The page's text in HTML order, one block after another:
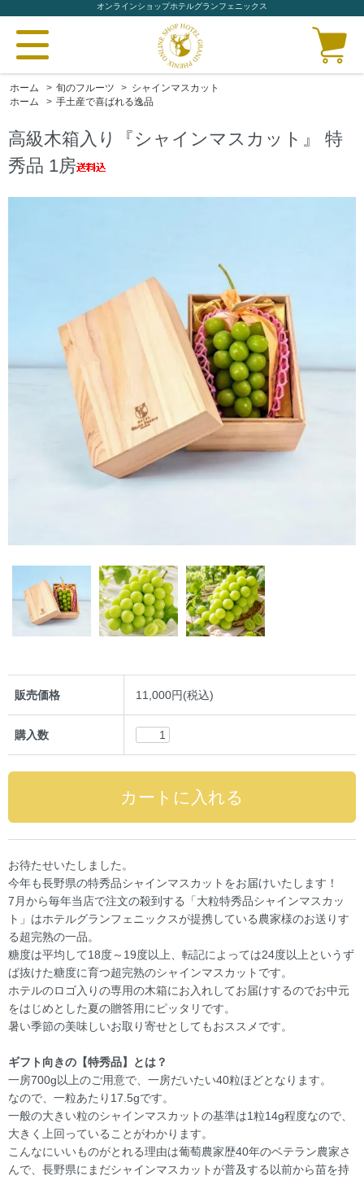
オンラインショップホテルグランフェニックス
ホーム > 旬のフルーツ > シャインマスカット
ホーム
> 手土産で喜ばれる逸品
高級木箱入り『シャインマスカット』 特
秀品 1房
販売価格 11,000円(税込)
購入数
お待たせいたしました。
今年も長野県の特秀品シャインマスカットをお届けいたします！
7月から毎年当店で注文の殺到する「大粒特秀品シャインマスカッ
ト」はホテルグランフェニックスが提携している農家様のお送りす
る超完熟の一品。
糖度は平均して18度～19度以上、転記によっては24度以上というず
ば抜けた糖度に育つ超完熟のシャインマスカットです。
ホテルのロゴ入りの専用の木箱にお入れしてお届けするのでお中元
をはじめとした夏の贈答用にピッタリです。
暑い季節の美味しいお取り寄せとしてもおススメです。
ギフト向きの【特秀品】とは？
一房700g以上のご用意で、一房だいたい40粒ほどとなります。
なので、一粒あたり17.5gです。
一般の大きい粒のシャインマスカットの基準は1粒14g程度なので、
大きく上回っていることがわかります。
こんなにいいものがとれる理由は葡萄農家歴40年のベテラン農家さ
んで、長野県にまだシャインマスカットが普及する以前から苗を持